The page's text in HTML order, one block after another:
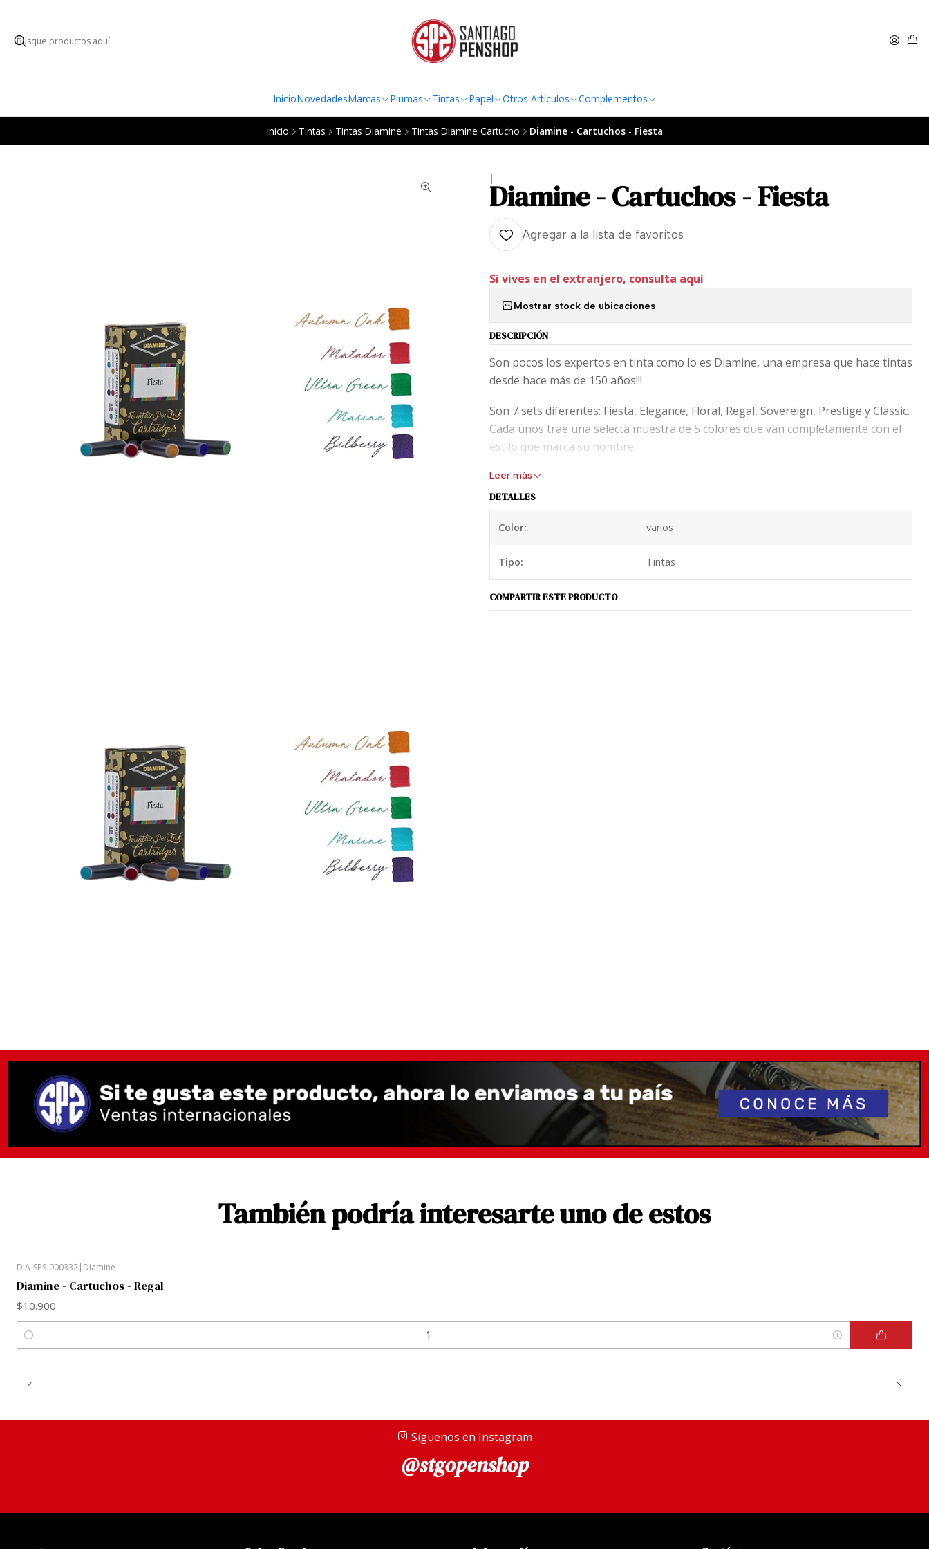
InicioNovedadesMarcas Plumas Tintas Papel Otros Artículos Complementos
Inicio Tintas Tintas Diamine Tintas Diamine Cartucho Diamine - Cartuchos - Fiesta
|
Diamine - Cartuchos - Fiesta
Agregar a la lista de favoritos
Si vives en el extranjero, consulta aquí
Mostrar stock de ubicaciones
DESCRIPCIÓN
Son pocos los expertos en tinta como lo es Diamine, una empresa que hace tintas
desde hace más de 150 años!!!
Son 7 sets diferentes: Fiesta, Elegance, Floral, Regal, Sovereign, Prestige y Classic.
Cada unos trae una selecta muestra de 5 colores que van completamente con el
estilo que marca su nombre.
Fiesta trae 4 cartuchos de cada color. En total 20 cartuchos:
Autumn Oak
Ultra Green
Marine
Leer más
DETALLES
Color: varios
Tipo: Tintas
COMPARTIR ESTE PRODUCTO
También podría interesarte uno de estos
DIA-SPS-000332| Diamine
Diamine - Cartuchos - Regal
$10.900
Cantidad
Síguenos en Instagram
@stgopenshop